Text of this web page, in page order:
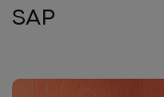
SAP